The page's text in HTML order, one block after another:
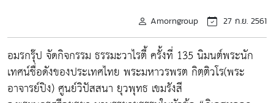
Amorngroup 27 ก.ย. 2561
อมรกรุ๊ป จัดกิจกรรม ธรรมะวาไรตี้ ครั้งที่ 135 นิมนต์พระนัก
เทศน์ชื่อดังของประเทศไทย พระมหาวรพรต กิตฺติวโร(พระ
อาจารย์ปิง) ศูนย์วิปัสสนา ยุวพุทธ เขมรังสี